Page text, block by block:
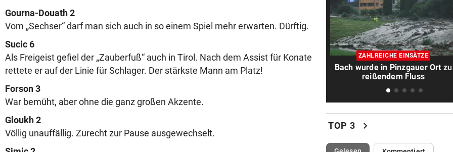
Gourna-Douath 2
Vom „Sechser“ darf man sich auch in so einem Spiel mehr erwarten. Dürftig.
Sucic 6
Als Freigeist gefiel der „Zauberfuß“ auch in Tirol. Nach dem Assist für Konate
rettete er auf der Linie für Schlager. Der stärkste Mann am Platz!
Forson 3
War bemüht, aber ohne die ganz großen Akzente.
Gloukh 2
Völlig unauffällig. Zurecht zur Pause ausgewechselt.
Salzburg: Lob von Brasilien-
und große Sorgen
„KRONE“-KOLUMNE vor
Austria Salzburg setzt auf
Leistungsprinzip
„Sah sehr schlimm aus“ –
ZAHLREICHE EINSÄTZE
Bach wurde in Pinzgauer Ort zu
reißendem Fluss
TOP 3 chevron_right